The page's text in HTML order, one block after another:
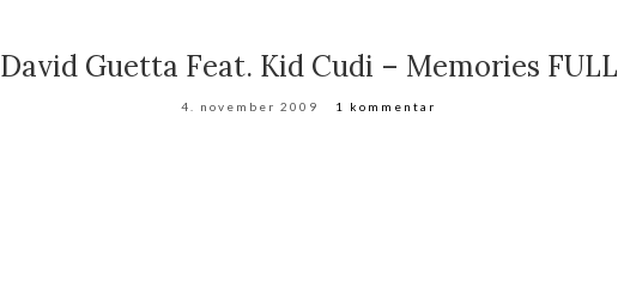
David Guetta Feat. Kid Cudi – Memories FULL
4. november 2009 1 kommentar